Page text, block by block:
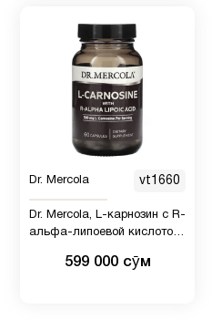
беременных
подростков
похудения
Железо 1
Dr. Mercola vt1660
Dr. Mercola, L-карнозин с R-
альфа-липоевой кислотой,
1 капсуле)599 000 сӯм